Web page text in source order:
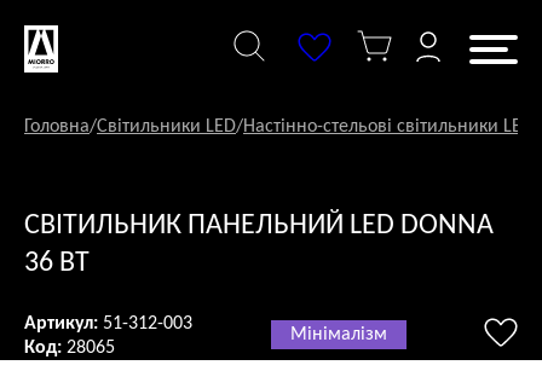
змісту
Головна/Світильники LED/Настінно-стельові світильники LED
СВІТИЛЬНИК ПАНЕЛЬНИЙ LED DONNA
36 ВТ
Артикул: 51-312-003
Код: 28065
Мінімалізм